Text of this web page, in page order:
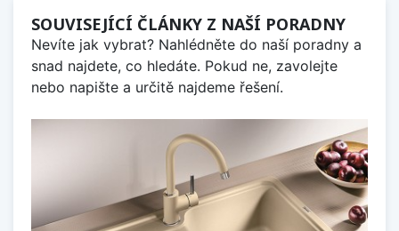
SOUVISEJÍCÍ ČLÁNKY Z NAŠÍ PORADNY
Nevíte jak vybrat? Nahlédněte do naší poradny a
snad najdete, co hledáte. Pokud ne, zavolejte
nebo napište a určitě najdeme řešení.